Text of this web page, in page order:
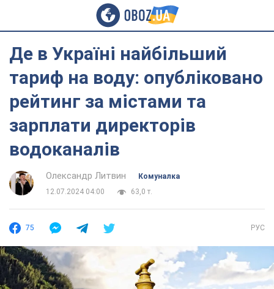
Де в Україні найбільший
тариф на воду: опубліковано
рейтинг за містами та
зарплати директорів
водоканалів
Олександр Литвин
Комуналка
12.07.2024 04:00
63,0 т.
75 РУС